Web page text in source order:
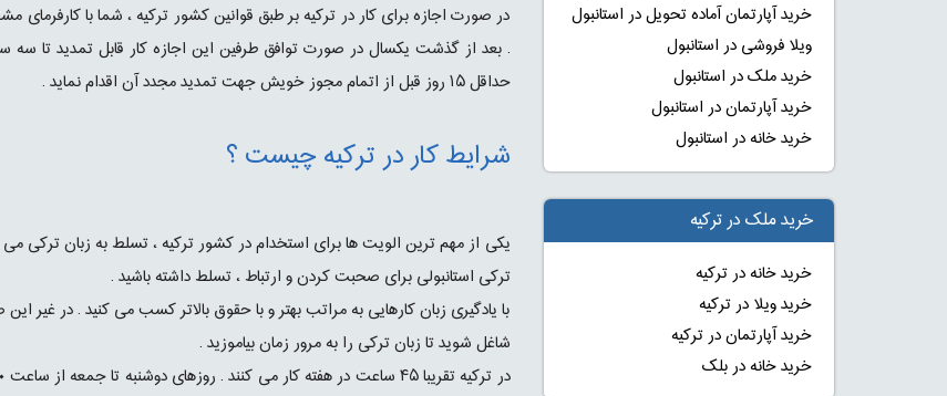
در صورت اجازه برای کار در ترکیه بر طبق قوانین کشور ترکیه ، شما با
. بعد از گذشت یکسال در صورت توافق طرفین این اجازه کار قابل تمدید تا سه
حداقل ۱۵ روز قبل از اتمام مجوز خویش جهت تمدید مجدد آن اقدام نماید .
شرایط کار در ترکیه چیست ؟
یکی از مهم ترین الویت ها برای استخدام در کشور ترکیه ، تسلط به زبان ترکی
ترکی استانبولی برای صحبت کردن و ارتباط ، تسلط داشته باشید .
با یادگیری زبان کارهایی به مراتب بهتر و با حقوق بالاتر کسب می کنید . در غیر
شاغل شوید تا زبان ترکی را به مرور زمان بیاموزید .
خرید آپارتمان آماده تحویل در استانبول
ویلا فروشی در استانبول
خرید ملک در استانبول
خرید آپارتمان در استانبول
خرید خانه در استانبول
خرید ملک در ترکیه
خرید خانه در ترکیه
خرید ویلا در ترکیه
خرید آپارتمان در ترکیه
خرید خانه در بلک